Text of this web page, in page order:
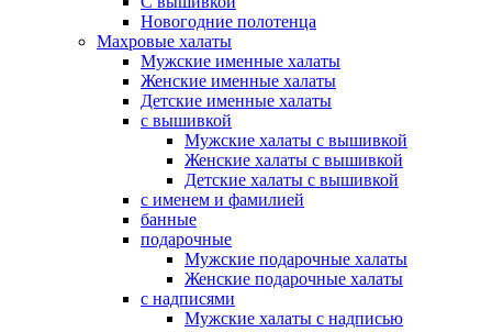
Новогодние полотенца
Махровые халаты
Мужские именные халаты
Женские именные халаты
Детские именные халаты
с вышивкой
Мужские халаты с вышивкой
Женские халаты с вышивкой
Детские халаты с вышивкой
с именем и фамилией
банные
подарочные
Мужские подарочные халаты
Женские подарочные халаты
с надписями
Мужские халаты с надписью